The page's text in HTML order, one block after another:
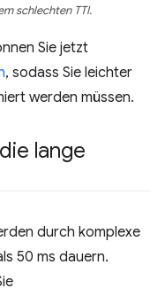
schlechten TTI.
Sie jetzt
, sodass Sie leichter
werden müssen.
die lange
durch komplexe
50 ms dauern.